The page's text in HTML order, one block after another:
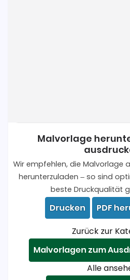
Malvorlage
Wir empfehlen, die Malvorlage
herunterzuladen – so sind
beste Druckqualität
Drucken
PDF
Zurück zur
Malvorlagen zum
Alle